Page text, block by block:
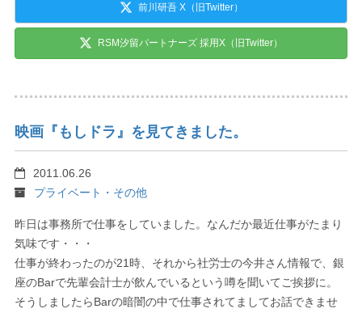
前川研吾 X（旧Twitter）
RSM汐留パートナーズ 採用X（旧Twitter）
映画『もしドラ』を見てきました。
2011.06.26
プライベート・その他
昨日は事務所で仕事をしていました。なんだか最近仕事がたまり
気味です・・・
仕事が終わったのが21時、それから社労士の今井さん情報で、銀
座のBarで先輩会計士が飲んでいるという噂を聞いてご挨拶に。
そうしましたらBarの暗闇の中で仕事されてましてお話できませ